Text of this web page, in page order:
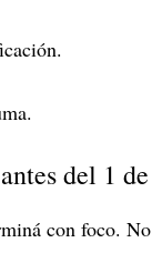
del 1
con foco.